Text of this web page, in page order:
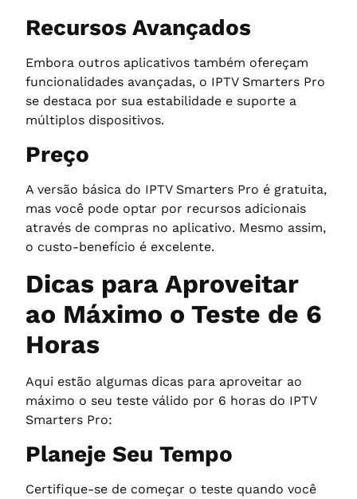
Recursos Avançados
Embora outros aplicativos também ofereçam
funcionalidades avançadas, o IPTV Smarters Pro
se destaca por sua estabilidade e suporte a
múltiplos dispositivos.
Preço
A versão básica do IPTV Smarters Pro é gratuita,
mas você pode optar por recursos adicionais
através de compras no aplicativo. Mesmo assim,
o custo-benefício é excelente.
Dicas para Aproveitar
ao Máximo o Teste de 6
Horas
Aqui estão algumas dicas para aproveitar ao
máximo o seu teste válido por 6 horas do IPTV
Smarters Pro:
Planeje Seu Tempo
Certifique-se de começar o teste quando você